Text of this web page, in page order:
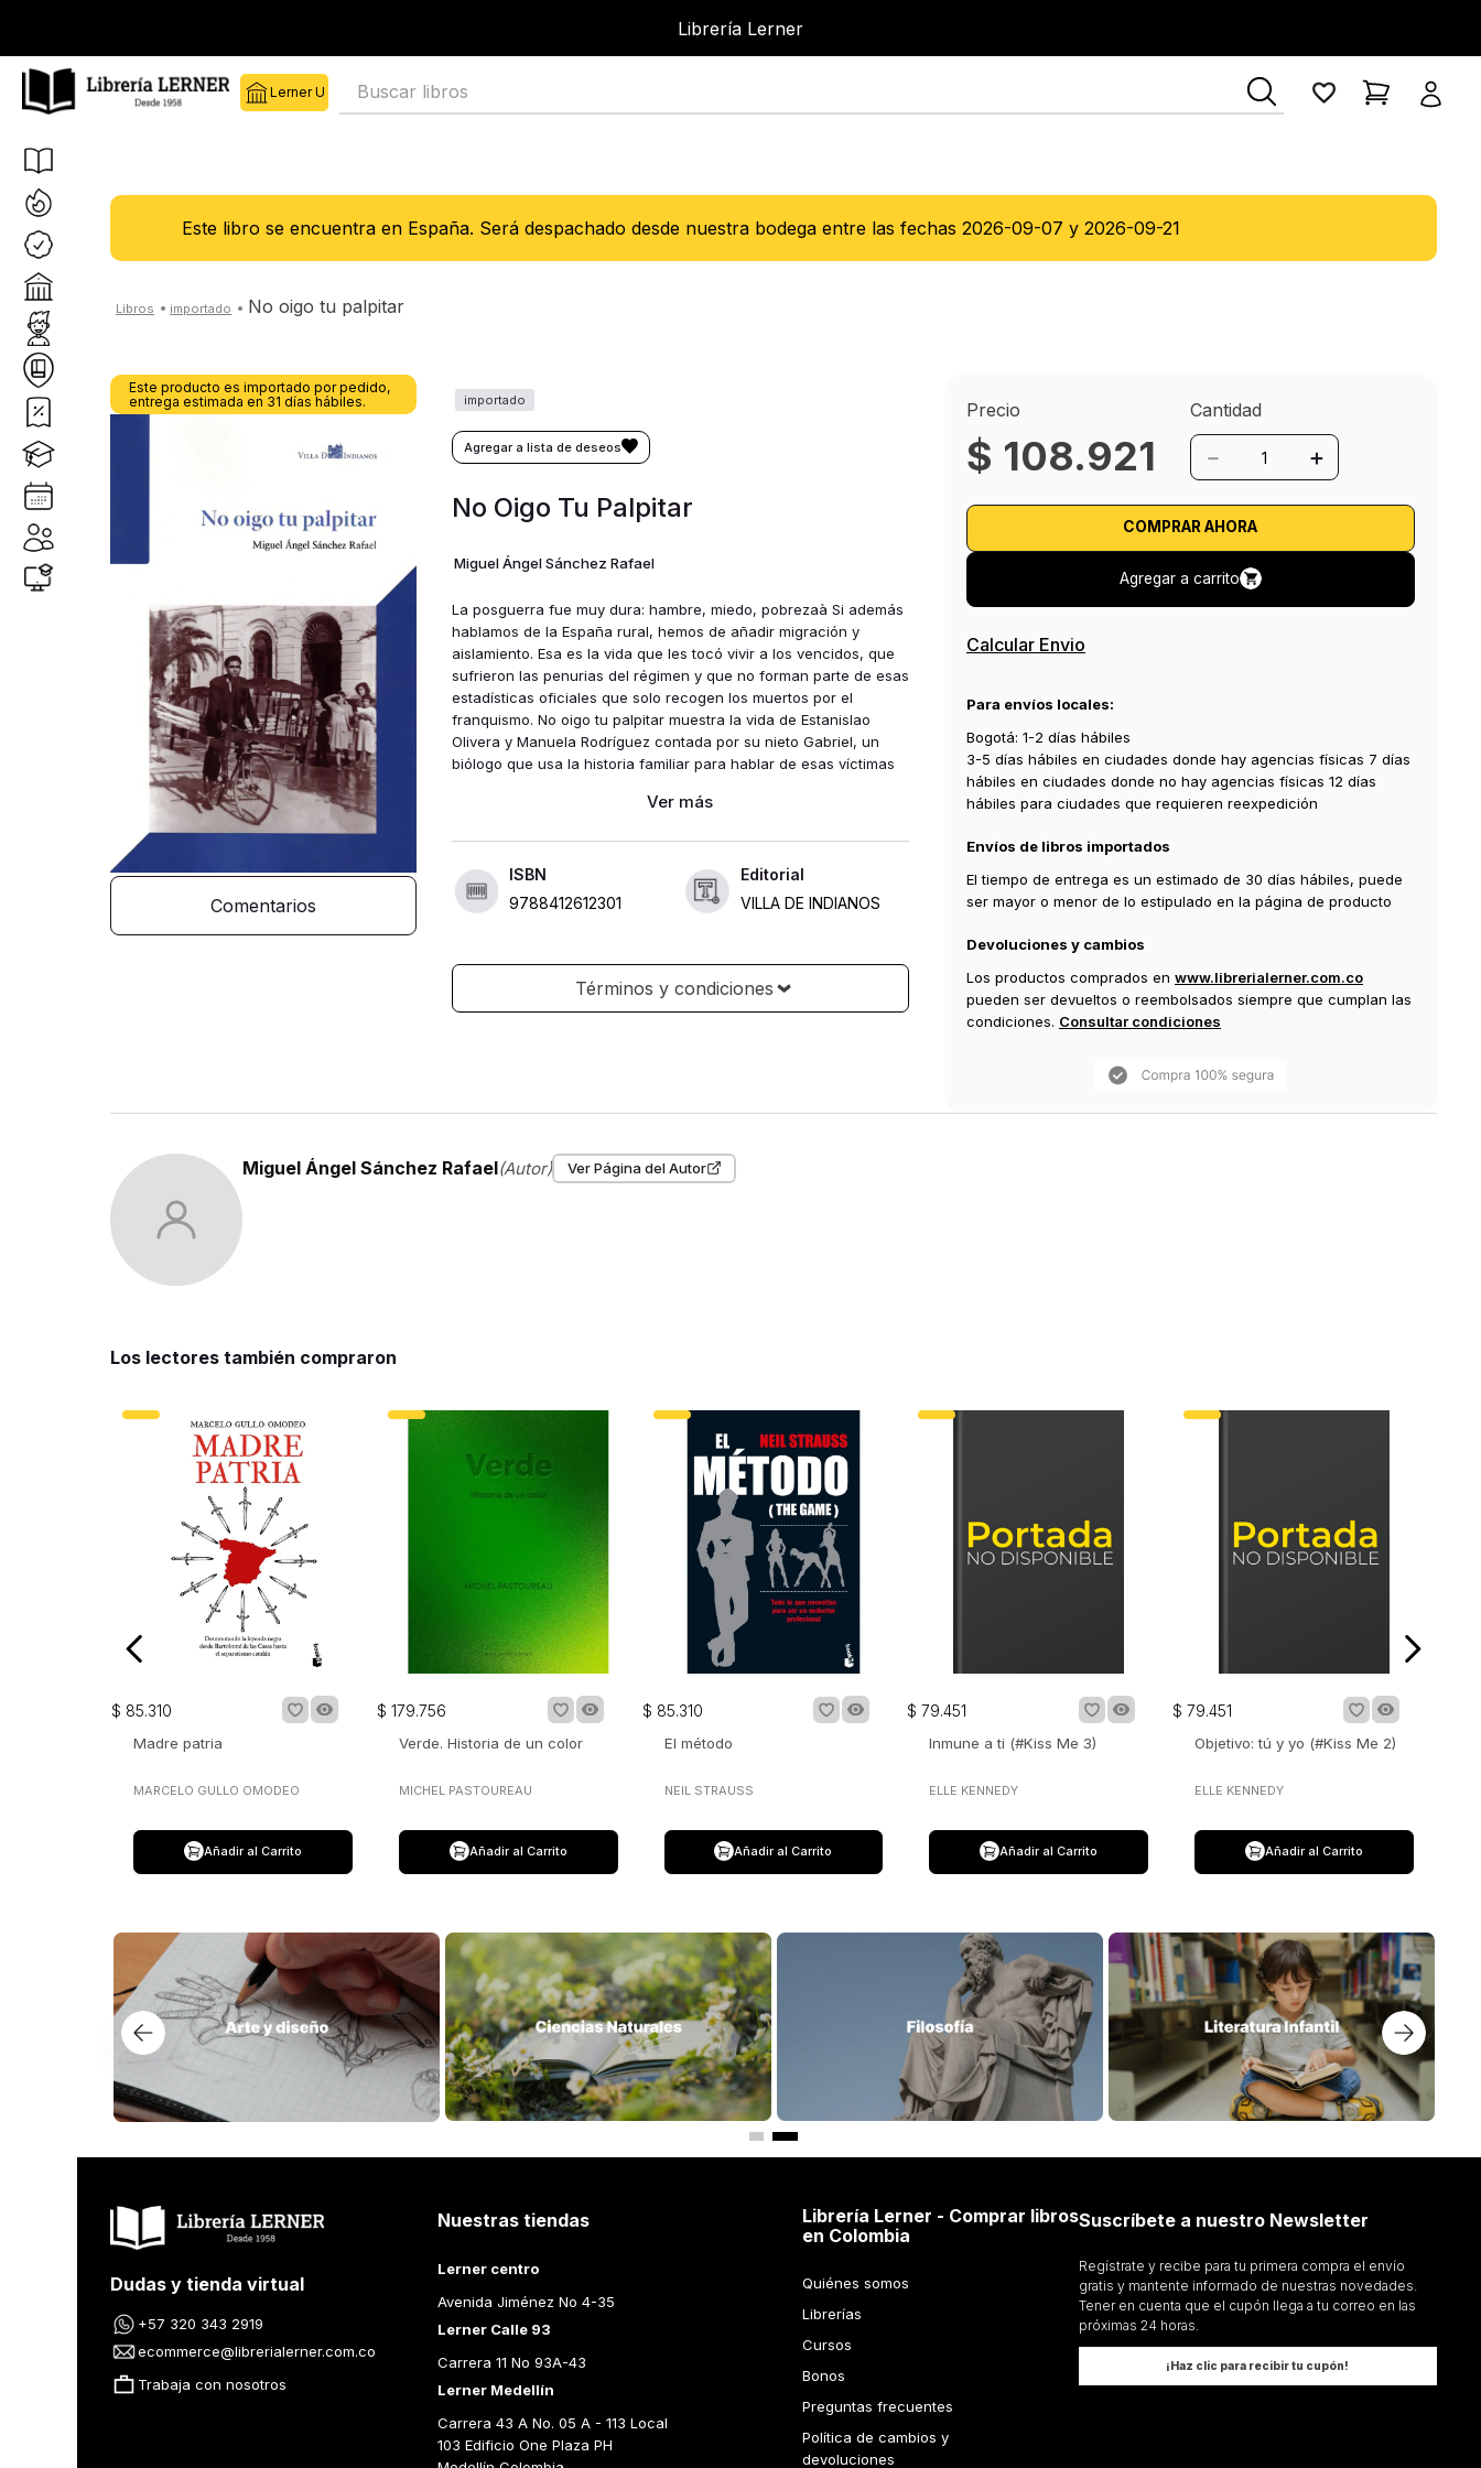
Librería Lerner
Buscar libros
Este libro se encuentra en España. Será despachado desde nuestra bodega entre las fechas 2026-09-07 y 2026-09-21
no oigo tu palpitar
Este producto es importado por pedido,
entrega estimada en 31 días hábiles.
Comentarios
No Oigo Tu Palpitar
Miguel Ángel Sánchez Rafael
La posguerra fue muy dura: hambre, miedo, pobrezaà Si además
hablamos de la España rural, hemos de añadir migración y
aislamiento. Esa es la vida que les tocó vivir a los vencidos, que
sufrieron las penurias del régimen y que no forman parte de esas
estadísticas oficiales que solo recogen los muertos por el
franquismo. No oigo tu palpitar muestra la vida de Estanislao
Olivera y Manuela Rodríguez contada por su nieto Gabriel, un
biólogo que usa la historia familiar para hablar de esas víctimas
retrocedemos en el tiempo para meternos de lleno en la odisea
mujer ya fallecida y la lucha de un padre por sacar adelante a
sus hijos. También relata el problema de la migración y el
aislamiento de muchos núcleos rurales, que se las prometían
después, han perdido la ilusión. Para muchos la única solución
sigue siendo marcharse a la capital.
ISBN
9788412612301
Editorial
VILLA DE INDIANOS
Términos y condiciones
Precio
$ 108.921
Cantidad
＋
－
COMPRAR AHORA
Agregar a carrito
Calcular Envio
Para envíos locales:
Bogotá: 1-2 días hábiles
3-5 días hábiles en ciudades donde hay agencias físicas 7 días
hábiles en ciudades donde no hay agencias físicas 12 días
hábiles para ciudades que requieren reexpedición
Envíos de libros importados
El tiempo de entrega es un estimado de 30 días hábiles, puede
ser mayor o menor de lo estipulado en la página de producto
Devoluciones y cambios
Los productos comprados en www.librerialerner.com.co
pueden ser devueltos o reembolsados siempre que cumplan las
condiciones. Consultar condiciones
Miguel Ángel Sánchez Rafael(Autor) Ver Página del Autor
Los lectores también compraron
$ 85.310
Madre patria
MARCELO GULLO OMODEO
Añadir al Carrito
$ 179.756
Verde. Historia de un color
MICHEL PASTOUREAU
Añadir al Carrito
$ 85.310
El método
NEIL STRAUSS
Añadir al Carrito
$ 79.451
Inmune a ti (#Kiss Me 3)
ELLE KENNEDY
Añadir al Carrito
$ 79.451
Objetivo: tú y yo (#Kiss Me 2)
ELLE KENNEDY
Añadir al Carrito
Dudas y tienda virtual
+57 320 343 2919
ecommerce@librerialerner.com.co
Trabaja con nosotros
Nuestras tiendas
Lerner centro
Avenida Jiménez No 4-35
Lerner Calle 93
Carrera 11 No 93A-43
Lerner Medellín
Carrera 43 A No. 05 A - 113 Local
103 Edificio One Plaza PH
Librería Lerner - Comprar libros
en Colombia
Quiénes somos
Librerías
Cursos
Bonos
Preguntas frecuentes
Política de cambios y
devoluciones
Suscríbete a nuestro Newsletter
Regístrate y recibe para tu primera compra el envío
gratis y mantente informado de nuestras novedades.
Tener en cuenta que el cupón llega a tu correo en las
próximas 24 horas.
¡Haz clic para recibir tu cupón!